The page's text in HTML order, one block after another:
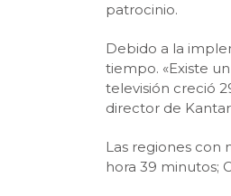
patrocinio.
Debido a la
tiempo. «Existe
televisión creció
director de
Las regiones con
hora 39 minutos;